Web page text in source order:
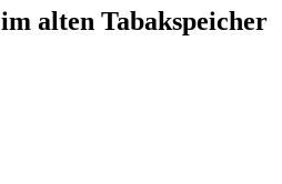
alten Tabakspeicher